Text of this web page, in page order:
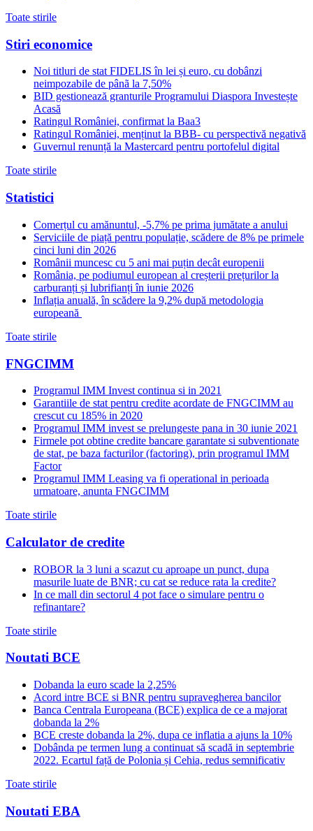
Toate stirile
Stiri economice
Noi titluri de stat FIDELIS în lei și euro, cu dobânzi
neimpozabile de pânã la 7,50%
BID gestionează granturile Programului Diaspora Investește
Acasă
Ratingul României, confirmat la Baa3
Ratingul României, menținut la BBB- cu perspectivă negativă
Guvernul renunță la Mastercard pentru portofelul digital
Toate stirile
Statistici
Comerțul cu amănuntul, -5,7% pe prima jumătate a anului
Serviciile de piață pentru populație, scădere de 8% pe primele
cinci luni din 2026
Românii muncesc cu 5 ani mai puțin decât europenii
România, pe podiumul european al creșterii prețurilor la
carburanți și lubrifianți în iunie 2026
Inflația anuală, în scădere la 9,2% după metodologia
europeană
Toate stirile
FNGCIMM
Programul IMM Invest continua si in 2021
Garantiile de stat pentru credite acordate de FNGCIMM au
crescut cu 185% in 2020
Programul IMM invest se prelungeste pana in 30 iunie 2021
Firmele pot obtine credite bancare garantate si subventionate
de stat, pe baza facturilor (factoring), prin programul IMM
Factor
Programul IMM Leasing va fi operational in perioada
urmatoare, anunta FNGCIMM
Toate stirile
Calculator de credite
ROBOR la 3 luni a scazut cu aproape un punct, dupa
masurile luate de BNR; cu cat se reduce rata la credite?
In ce mall din sectorul 4 pot face o simulare pentru o
refinantare?
Toate stirile
Noutati BCE
Dobanda la euro scade la 2,25%
Acord intre BCE si BNR pentru supravegherea bancilor
Banca Centrala Europeana (BCE) explica de ce a majorat
dobanda la 2%
BCE creste dobanda la 2%, dupa ce inflatia a ajuns la 10%
Dobânda pe termen lung a continuat să scadă in septembrie
2022. Ecartul față de Polonia și Cehia, redus semnificativ
Toate stirile
Noutati EBA